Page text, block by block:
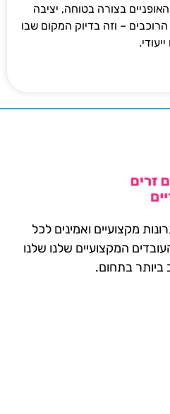
בצורה בטוחה, יציבה
– וזה בדיוק המקום שבו
מקצועיים ואמינים לכל
המקצועיים שלנו שלנו
בתחום.